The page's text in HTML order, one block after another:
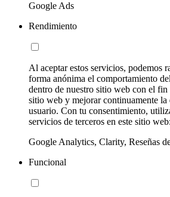
Google Ads
Rendimiento
Al aceptar estos servicios, podemos
forma anónima el comportamiento
dentro de nuestro sitio web con el
sitio web y mejorar continuamente la
usuario. Con tu consentimiento,
servicios de terceros en este sitio web:
Google Analytics, Clarity, Reseñas
Funcional